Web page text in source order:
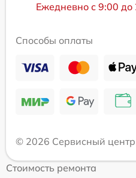
Ежедневно с 9:00 до
Способы оплаты
© 2026 Сервисный
Стоимость ремонта